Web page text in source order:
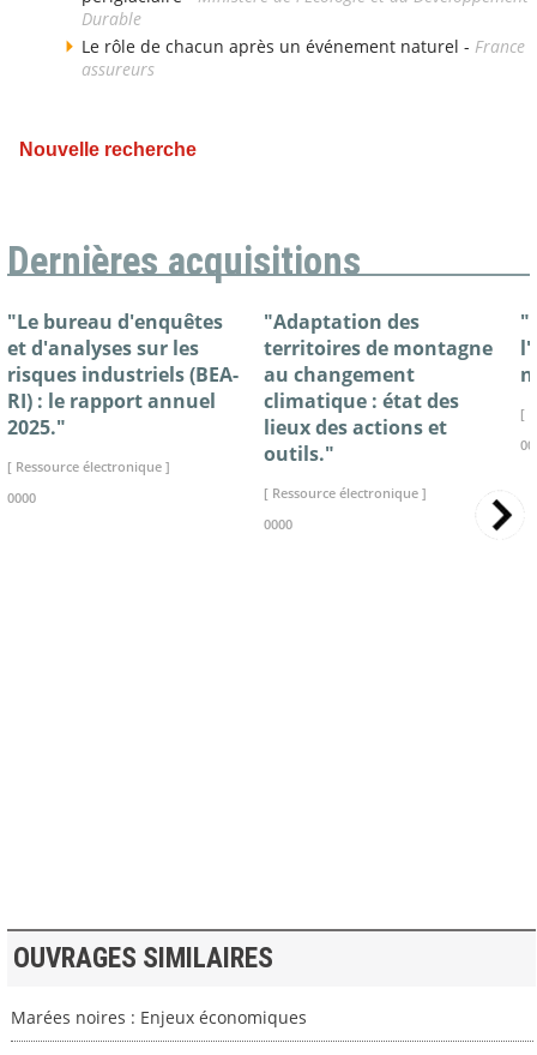
Durable
Le rôle de chacun après un événement naturel - France
assureurs
Nouvelle recherche
Dernières acquisitions
"Le bureau d'enquêtes
et d'analyses sur les
risques industriels (BEA-
RI) : le rapport annuel
2025."
[ Ressource électronique ]
0000
"Adaptation des
territoires de montagne
au changement
climatique : état des
lieux des actions et
outils."
[ Ressource électronique ]
0000
[
OUVRAGES SIMILAIRES
Marées noires : Enjeux économiques